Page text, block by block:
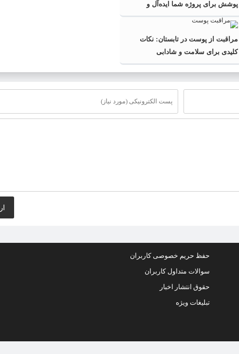
پوشش برای پروژه شما ایده‌آل و
به‌صرفه‌تر است؟
مراقبت از پوست در تابستان: نکات
کلیدی برای سلامت و شادابی
حفظ حریم خصوصی کاربران
سوالات متداول کاربران
حقوق انتشار اخبار
تبلیغات ویژه